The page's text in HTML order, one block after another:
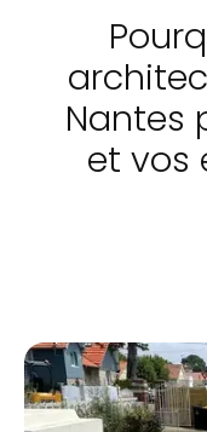
Nantes
et vos